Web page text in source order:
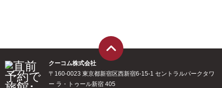
クーコム株式会社
〒160-0023 東京都新宿区西新宿6-15-1 セントラルパークタワ
ー ラ・トゥール新宿 405